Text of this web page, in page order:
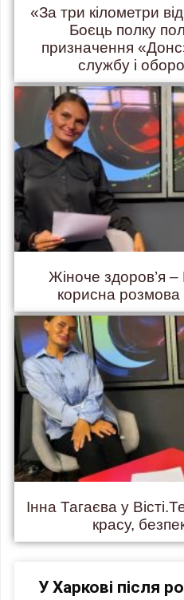
«За три кілометри
Боєць полку
призначення
службу і
Жіноче здоров’я –
корисна розмова
Інна Тагаєва у
красу,
У Харкові після